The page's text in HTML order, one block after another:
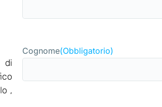
di
,
Cognome(Obbligatorio)